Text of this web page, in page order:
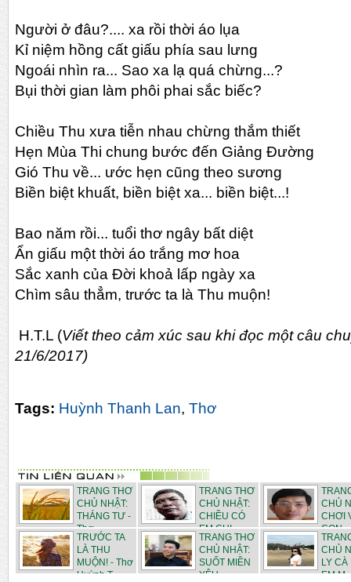
Người ở đâu?.... xa rồi thời áo lụa
Kỉ niệm hồng cất giấu phía sau lưng
Ngoái nhìn ra... Sao xa lạ quá chừng...?
Bụi thời gian làm phôi phai sắc biếc?
Chiều Thu xưa tiễn nhau chừng thắm thiết
Hẹn Mùa Thi chung bước đến Giảng Đường
Gió Thu về... ước hẹn cũng theo sương
Biền biệt khuất, biền biệt xa... biền biệt...!
Bao năm rồi... tuổi thơ ngây bất diệt
Ẩn giấu một thời áo trắng mơ hoa
Sắc xanh của Đời khoả lấp ngày xa
Chìm sâu thẳm, trước ta là Thu muộn!
H.T.L (Viết theo cảm xúc sau khi đọc một câu
21/6/2017)
Tags: Huỳnh Thanh Lan, Thơ
TRANG THƠ
CHỦ NHẬT:
THÁNG TƯ -
Thơ ...
TRANG THƠ
CHỦ NHẬT:
CHIỀU CÓ
EM CHI...
CHỦ
CHƠI
CON -
TRƯỚC TA
LÀ THU
MUỘN! - Thơ
Huỳnh T...
TRANG THƠ
CHỦ NHẬT:
SUỐT MIỀN
YÊU -...
CHỦ
LY CÀ
EM